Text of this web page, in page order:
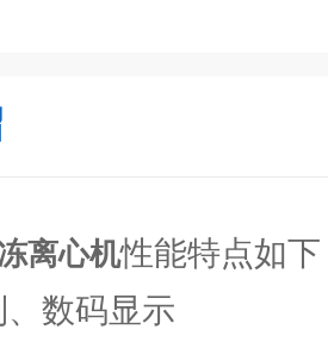
离心机性能特点如下
数码显示